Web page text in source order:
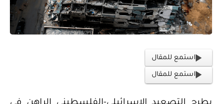
استمع للمقال
استمع للمقال